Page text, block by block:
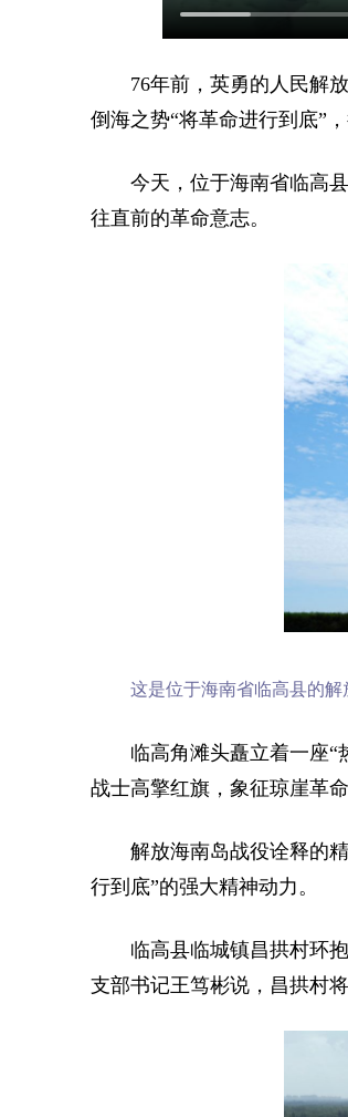
76年前，英勇的人民解
倒海之势“将革命进行到底”
今天，位于海南省临高
往直前的革命意志。
这是位于海南省临高县的解
临高角滩头矗立着一座
战士高擎红旗，象征琼崖革
解放海南岛战役诠释的
行到底”的强大精神动力。
临高县临城镇昌拱村环
支部书记王笃彬说，昌拱村